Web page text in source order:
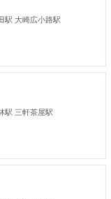
駅 大崎広小路駅
駅 三軒茶屋駅